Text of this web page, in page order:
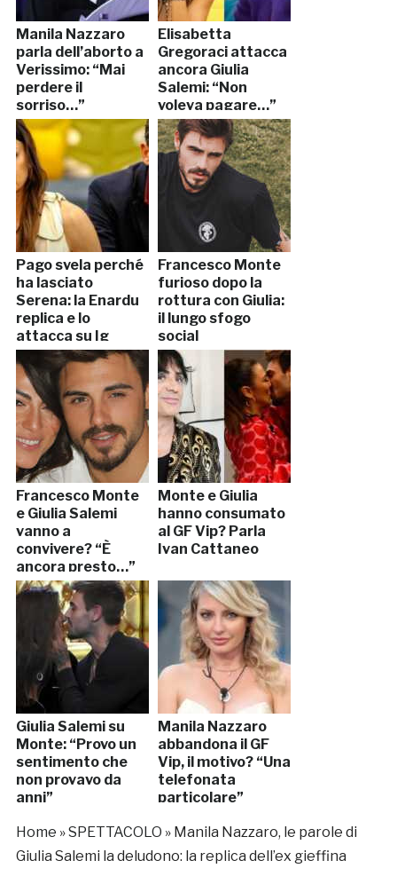
Manila Nazzaro
parla dell’aborto a
Verissimo: “Mai
perdere il
sorriso…”
Elisabetta
Gregoraci attacca
ancora Giulia
Salemi: “Non
voleva pagare…”
Pago svela perché
ha lasciato
Serena: la Enardu
replica e lo
attacca su Ig
Francesco Monte
furioso dopo la
rottura con Giulia:
il lungo sfogo
social
Francesco Monte
e Giulia Salemi
vanno a
convivere? “È
ancora presto…”
Monte e Giulia
hanno consumato
al GF Vip? Parla
Ivan Cattaneo
Giulia Salemi su
Monte: “Provo un
sentimento che
non provavo da
anni”
Manila Nazzaro
abbandona il GF
Vip, il motivo? “Una
telefonata
particolare”
Home »SPETTACOLO » Manila Nazzaro, le parole di
Giulia Salemi la deludono: la replica dell’ex gieffina